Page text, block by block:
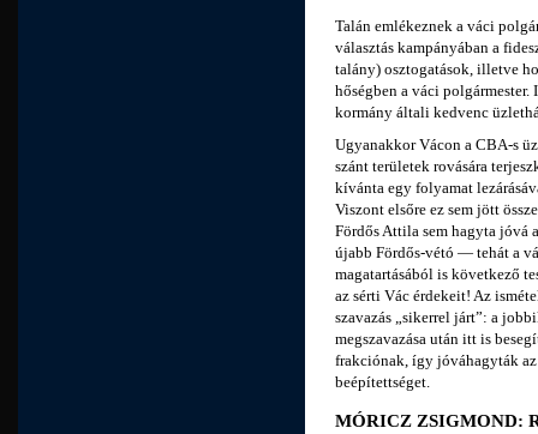
Talán emlékeznek a váci
választás kampányában a
talány) osztogatások, illetve
hőségben a váci polgármester.
kormány általi kedvenc
Ugyanakkor Vácon a CBA-s
szánt területek rovására
kívánta egy folyamat
Viszont elsőre ez sem jött
Fördős Attila sem hagyta jóvá
újabb Fördős-vétó — tehát a
magatartásából is következő
az sérti Vác érdekeit! Az
szavazás „sikerrel járt”: a
megszavazása után itt is
frakciónak, így jóváhagyták
beépítettséget.
MÓRICZ ZSIGMOND: